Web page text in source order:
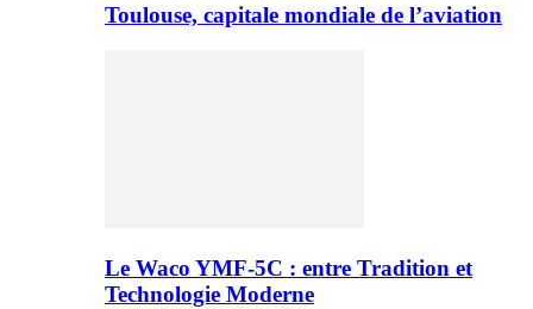
Toulouse, capitale mondiale de l’aviation
Le Waco YMF-5C : entre Tradition et
Technologie Moderne